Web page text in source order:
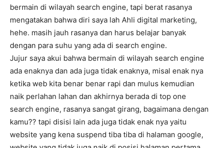
bermain di wilayah search engine, tapi berat rasanya
mengatakan bahwa diri saya lah Ahli digital marketing,
hehe. masih jauh rasanya dan harus belajar banyak
dengan para suhu yang ada di search engine.
Jujur saya akui bahwa bermain di wilayah search engine
ada enaknya dan ada juga tidak enaknya, misal enak nya
ketika web kita benar benar rapi dan mulus kemudian
naik perlahan lahan dan akhirnya berada di top one
search engine, rasanya sangat girang, bagaimana dengan
kamu?? tapi disisi lain ada juga tidak enak nya yaitu
website yang kena suspend tiba tiba di halaman google,